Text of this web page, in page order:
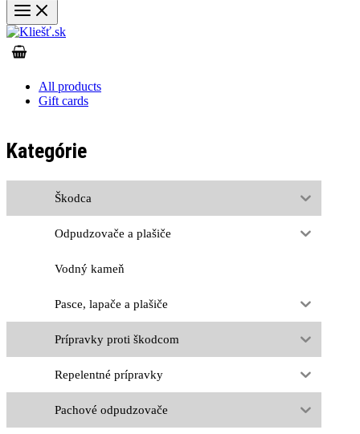
All products
Gift cards
Kategórie
Škodca
Odpudzovače a plašiče
Vodný kameň
Pasce, lapače a plašiče
Prípravky proti škodcom
Repelentné prípravky
Pachové odpudzovače